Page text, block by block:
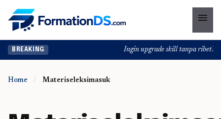
menu
BREAKING Ingin upgrade skill tanpa ribet?
Home / Materiseleksimasuk